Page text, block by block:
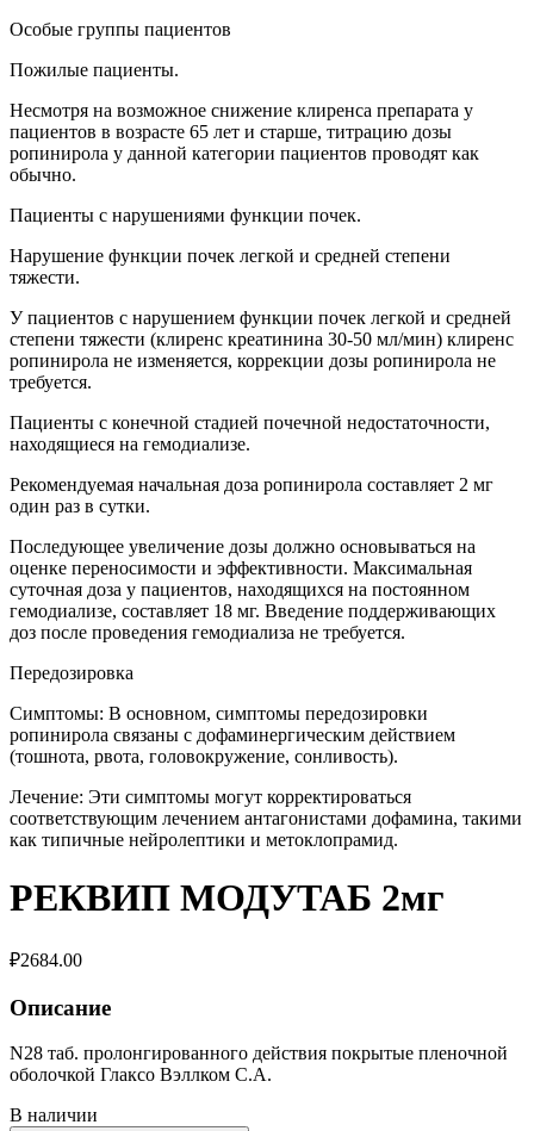
Особые группы пациентов
Пожилые пациенты.
Несмотря на возможное снижение клиренса препарата у
пациентов в возрасте 65 лет и старше, титрацию дозы
ропинирола у данной категории пациентов проводят как
обычно.
Пациенты с нарушениями функции почек.
Нарушение функции почек легкой и средней степени
тяжести.
У пациентов с нарушением функции почек легкой и средней
степени тяжести (клиренс креатинина 30-50 мл/мин) клиренс
ропинирола не изменяется, коррекции дозы ропинирола не
требуется.
Пациенты с конечной стадией почечной недостаточности,
находящиеся на гемодиализе.
Рекомендуемая начальная доза ропинирола составляет 2 мг
один раз в сутки.
Последующее увеличение дозы должно основываться на
оценке переносимости и эффективности. Максимальная
суточная доза у пациентов, находящихся на постоянном
гемодиализе, составляет 18 мг. Введение поддерживающих
доз после проведения гемодиализа не требуется.
Передозировка
Симптомы: В основном, симптомы передозировки
ропинирола связаны с дофаминергическим действием
(тошнота, рвота, головокружение, сонливость).
Лечение: Эти симптомы могут корректироваться
соответствующим лечением антагонистами дофамина, такими
как типичные нейролептики и метоклопрамид.
РЕКВИП МОДУТАБ 2мг
₽2684.00
Описание
N28 таб. пролонгированного действия покрытые пленочной
оболочкой Глаксо Вэллком С.А.
В наличии